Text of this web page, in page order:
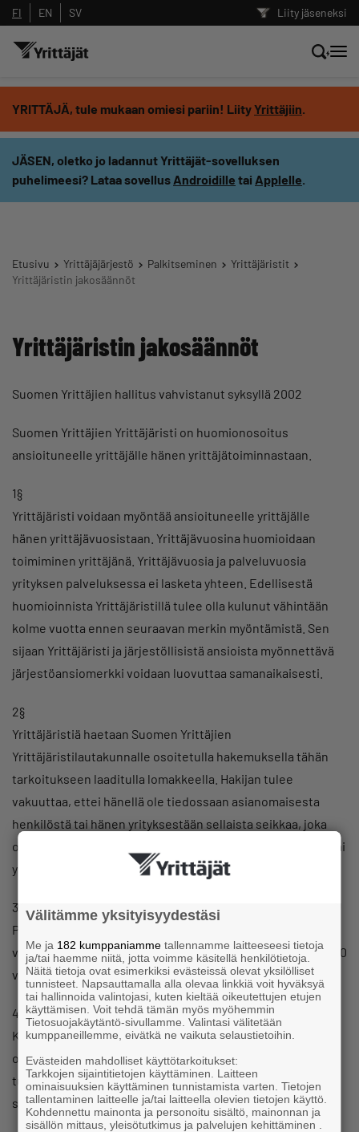
Liity jäseneksi
FI EN SV
YRITTÄJÄ, tule mukaan omiesi pariin! LiityYrittäjiin.
JÄSEN, oletko jo ladannut Yrittäjät-sovelluksen
puhelimeesi? Lataa sovellus Androidille tai Applelle.
Etusivu Yrittäjäjärjestö Palkitseminen
Yrittäjäristit
Yrittäjäristin jakosäännöt
Yrittäjäristin jakosäännöt
Suomen Yrittäjien hallitus vahvistanut syksyllä 2002
Suomen Yrittäjien Yrittäjäristi on huomionosoitus
ansioituneelle yrittäjälle hänen yrittäjätoiminnastaan.
1§
Yrittäjäristi voidaan myöntää ansioituneelle yrittäjälle
hänen yrittäjävuosistaan. Yrittäjävuosina huomioidaan
toimiminen yrittäjänä. Yrittäjävuosia ja palveluvuosia
yrityksen palveluksessa ei lasketa yhteen. Edellisestä
huomioinnista Yrittäjäristillä tulee olla kulunut vähintään
kolme vuotta ennen seuraavan merkin myöntämistä. Sen
sijaan Yrittäjäristi ja järjestöllisistä ansioista myönnettävä
järjestöansiomerkki voidaan luovuttaa samanaikaisesti.
2§
Yrittäjäristiä haetaan Suomen Yrittäjien
Yrittäjäristilautakunnalle osoitetulla hakemuksella tähän
tarkoitukseen laaditulla lomakkeella. Hakijan tulee
vakuuttaa, ettei hänellä ole tiedossaan asianomaisesta
henkilöstä tai hänen yrityksestään sellaista seikkaa, joka
olisi omiaan heikentämään kyseisen huomionosoituksen tai
yrittäjyyden arvostusta.
3§
Pronssinen Yrittäjäristi myönnetään 5 vuoden, hopeinen 10
vuoden, kultainen 20 vuoden ja Yrittäjäristin Timanttiristi 30
vuoden toiminnasta yrittäjänä.
4§
Kielteisiin päätöksiin liitetään valitusmahdollisuus, joka
osoitetaan Suomen Yrittäjien puheenjohtajistolle, jonka
tulee ottaa kantaa asiaan kahden viikon sisällä valituksen
saapumisesta.
Hae sivustolta tai kysy suoraan
Yrittäjien tekoälyltä
Välitämme yksityisyydestäsi
Me ja 182 kumppaniamme tallennamme laitteeseesi tietoja
ja/tai haemme niitä, jotta voimme käsitellä henkilötietoja.
Näitä tietoja ovat esimerkiksi evästeissä olevat yksilölliset
tunnisteet. Napsauttamalla alla olevaa linkkiä voit hyväksyä
tai hallinnoida valintojasi, kuten kieltää oikeutettujen etujen
käyttämisen. Voit tehdä tämän myös myöhemmin
Tietosuojakäytäntö-sivullamme. Valintasi välitetään
kumppaneillemme, eivätkä ne vaikuta selaustietoihin.
Evästeiden mahdolliset käyttötarkoitukset:
Tarkkojen sijaintitietojen käyttäminen. Laitteen
ominaisuuksien käyttäminen tunnistamista varten. Tietojen
tallentaminen laitteelle ja/tai laitteella olevien tietojen käyttö.
Kohdennettu mainonta ja personoitu sisältö, mainonnan ja
sisällön mittaus, yleisötutkimus ja palvelujen kehittäminen .